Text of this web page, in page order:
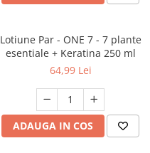
Lotiune Par - ONE 7 - 7 plante
esentiale + Keratina 250 ml
64,99 Lei
ADAUGA IN COS